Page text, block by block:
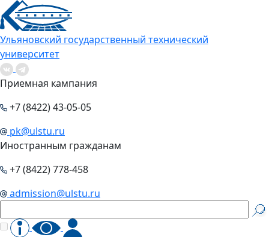
Ульяновский государственный технический
университет
Приемная кампания
+7 (8422) 43-05-05
pk@ulstu.ru
Иностранным гражданам
+7 (8422) 778-458
admission@ulstu.ru